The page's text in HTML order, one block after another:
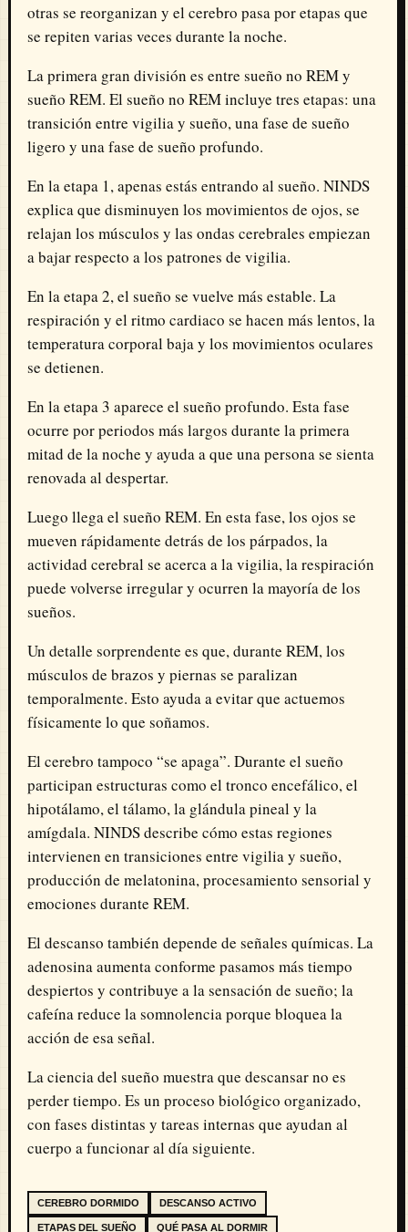
otras se reorganizan y el cerebro pasa por etapas que
se repiten varias veces durante la noche.
La primera gran división es entre sueño no REM y
sueño REM. El sueño no REM incluye tres etapas: una
transición entre vigilia y sueño, una fase de sueño
ligero y una fase de sueño profundo.
En la etapa 1, apenas estás entrando al sueño. NINDS
explica que disminuyen los movimientos de ojos, se
relajan los músculos y las ondas cerebrales empiezan
a bajar respecto a los patrones de vigilia.
En la etapa 2, el sueño se vuelve más estable. La
respiración y el ritmo cardiaco se hacen más lentos, la
temperatura corporal baja y los movimientos oculares
se detienen.
En la etapa 3 aparece el sueño profundo. Esta fase
ocurre por periodos más largos durante la primera
mitad de la noche y ayuda a que una persona se sienta
renovada al despertar.
Luego llega el sueño REM. En esta fase, los ojos se
mueven rápidamente detrás de los párpados, la
actividad cerebral se acerca a la vigilia, la respiración
puede volverse irregular y ocurren la mayoría de los
sueños.
Un detalle sorprendente es que, durante REM, los
músculos de brazos y piernas se paralizan
temporalmente. Esto ayuda a evitar que actuemos
físicamente lo que soñamos.
El cerebro tampoco “se apaga”. Durante el sueño
participan estructuras como el tronco encefálico, el
hipotálamo, el tálamo, la glándula pineal y la
amígdala. NINDS describe cómo estas regiones
intervienen en transiciones entre vigilia y sueño,
producción de melatonina, procesamiento sensorial y
emociones durante REM.
El descanso también depende de señales químicas. La
adenosina aumenta conforme pasamos más tiempo
despiertos y contribuye a la sensación de sueño; la
cafeína reduce la somnolencia porque bloquea la
acción de esa señal.
La ciencia del sueño muestra que descansar no es
perder tiempo. Es un proceso biológico organizado,
con fases distintas y tareas internas que ayudan al
cuerpo a funcionar al día siguiente.
CEREBRO DORMIDO DESCANSO ACTIVO
ETAPAS DEL SUEÑO QUÉ PASA AL DORMIR